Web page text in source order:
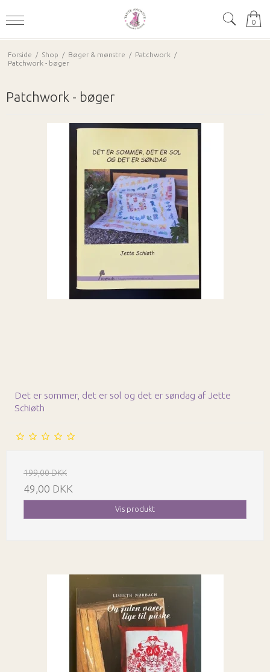
0
Forside / Shop / Bøger & mønstre / Patchwork
/
Patchwork - bøger
Patchwork - bøger
Det er sommer, det er sol og det er søndag af Jette
Schiøth
199,00 DKK
49,00 DKK
Vis produkt